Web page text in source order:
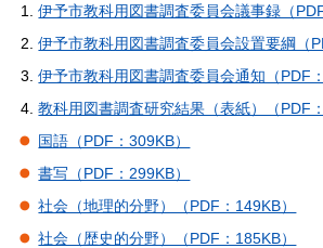
伊予市教科用図書調査委員会議事録（
伊予市教科用図書調査委員会設置要綱（
伊予市教科用図書調査委員会通知（PDF：
教科用図書調査研究結果（表紙）（PDF：
国語（PDF：309KB）
書写（PDF：299KB）
社会（地理的分野）（PDF：149KB）
社会（歴史的分野）（PDF：185KB）